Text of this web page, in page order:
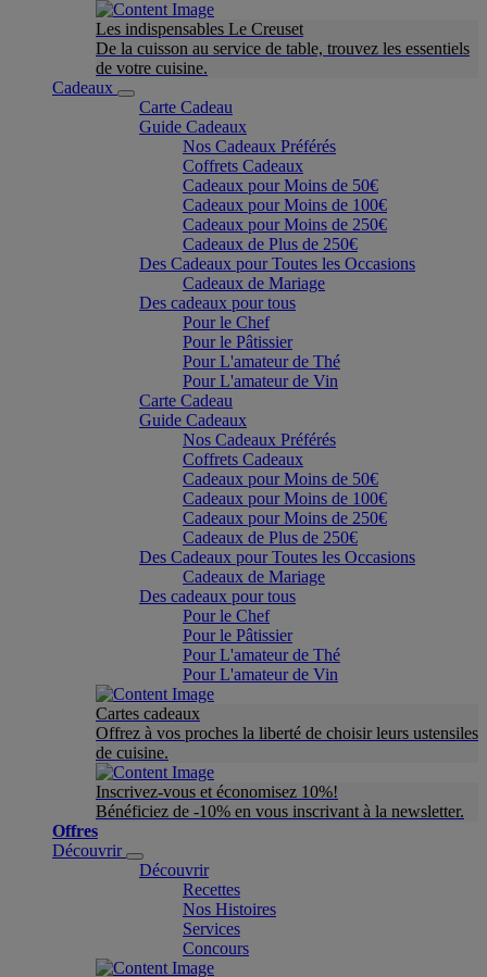
Les indispensables Le Creuset
De la cuisson au service de table, trouvez les essentiels
de votre cuisine.
Cadeaux
Carte Cadeau
Guide Cadeaux
Nos Cadeaux Préférés
Coffrets Cadeaux
Cadeaux pour Moins de 50€
Cadeaux pour Moins de 100€
Cadeaux pour Moins de 250€
Cadeaux de Plus de 250€
Des Cadeaux pour Toutes les Occasions
Cadeaux de Mariage
Des cadeaux pour tous
Pour le Chef
Pour le Pâtissier
Pour L'amateur de Thé
Pour L'amateur de Vin
Carte Cadeau
Guide Cadeaux
Nos Cadeaux Préférés
Coffrets Cadeaux
Cadeaux pour Moins de 50€
Cadeaux pour Moins de 100€
Cadeaux pour Moins de 250€
Cadeaux de Plus de 250€
Des Cadeaux pour Toutes les Occasions
Cadeaux de Mariage
Des cadeaux pour tous
Pour le Chef
Pour le Pâtissier
Pour L'amateur de Thé
Pour L'amateur de Vin
Cartes cadeaux
Offrez à vos proches la liberté de choisir leurs ustensiles
de cuisine.
Inscrivez-vous et économisez 10%!
Bénéficiez de -10% en vous inscrivant à la newsletter.
Offres
Découvrir
Découvrir
Recettes
Nos Histoires
Services
Concours